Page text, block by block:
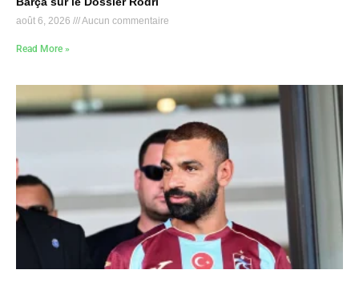
août 6, 2026 Aucun commentaire
Read More »